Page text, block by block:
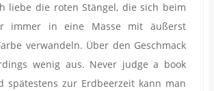
liebe die roten Stängel, die sich beim
immer in eine Masse mit äußerst
verwandeln. Über den Geschmack
wenig aus. Never judge a book
spätestens zur Erdbeerzeit kann man